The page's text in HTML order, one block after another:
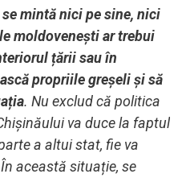
mintă nici pe sine, nici
moldovenești ar trebui
țării sau în
propriile greșeli și să
. Nu exclud că politica
va duce la faptul
a altui stat, fie va
această situație, se